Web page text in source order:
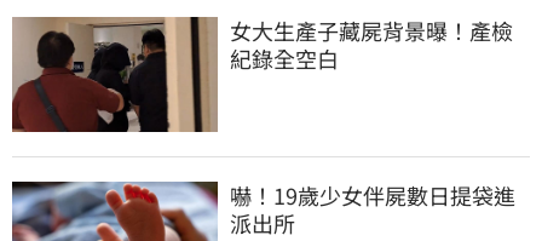
女大生產子藏屍背景曝！產檢
紀錄全空白
嚇！19歲少女伴屍數日提袋進
派出所